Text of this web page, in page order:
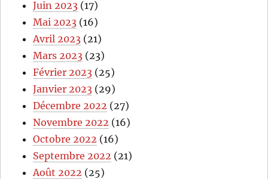
Juin 2023 (17)
Mai 2023 (16)
Avril 2023 (21)
Mars 2023 (23)
Février 2023 (25)
Janvier 2023 (29)
Décembre 2022 (27)
Novembre 2022 (16)
Octobre 2022 (16)
Septembre 2022 (21)
Août 2022 (25)